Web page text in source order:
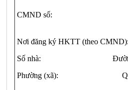
CMND số:
Nơi đăng ký HKTT (theo
Số nhà:
Phường (xã):